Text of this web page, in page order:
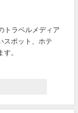
トラベルメディア
スポット、ホテ
。